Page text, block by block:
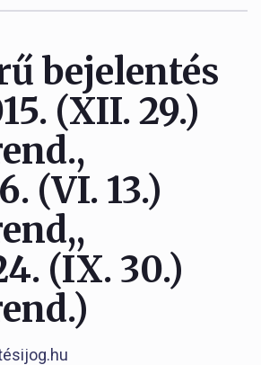
bejelentés
(XII. 29.)
(VI. 13.)
(IX. 30.)